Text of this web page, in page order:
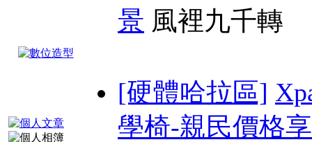
景 風裡九千轉
[硬體哈拉區]
學椅-親民價格